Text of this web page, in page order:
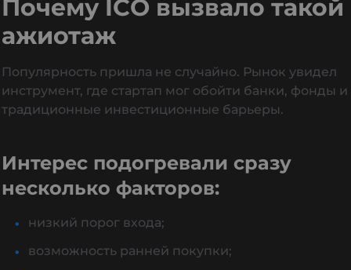
Почему ICO вызвало такой
ажиотаж
Популярность пришла не случайно. Рынок увидел
инструмент, где стартап мог обойти банки, фонды и
традиционные инвестиционные барьеры.
Интерес подогревали сразу
несколько факторов:
низкий порог входа;
возможность ранней покупки;